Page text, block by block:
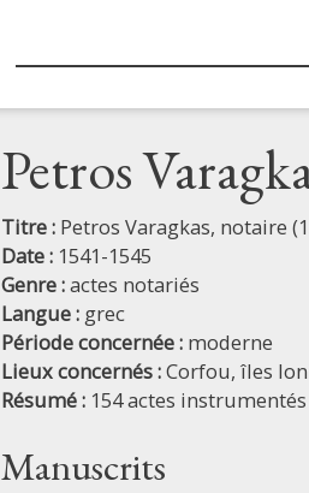
Petros
Titre : Petros Varagkas, notaire
Date : 1541-1545
Genre :actes notariés
Langue : grec
Période concernée : moderne
Lieux concernés :Corfou, îles
Résumé : 154 actes
Manuscrits